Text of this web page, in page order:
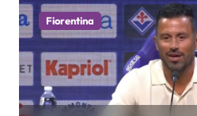
Fiorentina